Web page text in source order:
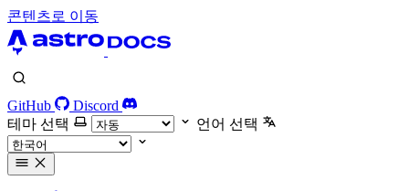
콘텐츠로 이동
GitHub
Discord
테마 선택
언어 선택